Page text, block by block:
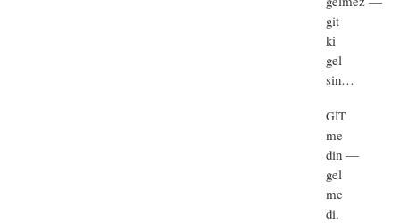
git
ki
gel
sin…
GİT
me
din —
gel
me
di.